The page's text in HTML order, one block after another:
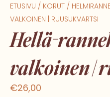
ETUSIVU / KORUT /
VALKOINEN | RUUSUKVARTSI
Hellä-
valkoinen |
€26,00